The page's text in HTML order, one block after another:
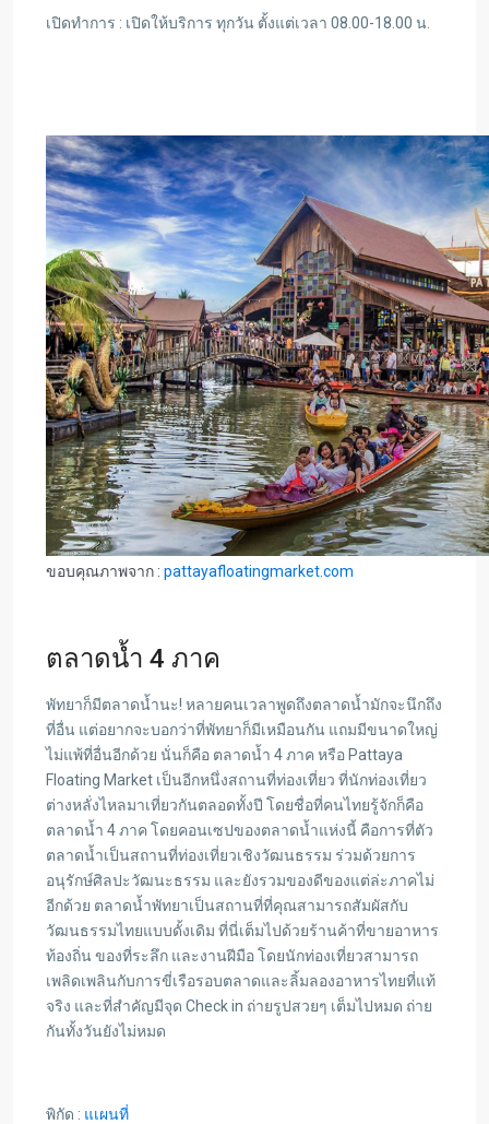
เปิดทำการ : เปิดให้บริการ ทุกวัน ตั้งแต่เวลา 08.00-18.00 น.
ขอบคุณภาพจาก : pattayafloatingmarket.com
ตลาดน้ำ 4 ภาค
พัทยาก็มีตลาดน้ำนะ! หลายคนเวลาพูดถึงตลาดน้ำมักจะนึกถึง
ที่อื่น แต่อยากจะบอกว่าที่พัทยาก็มีเหมือนกัน แถมมีขนาดใหญ่
ไม่แพ้ที่อื่นอีกด้วย นั่นก็คือ ตลาดน้ำ 4 ภาค หรือ Pattaya
Floating Market เป็นอีกหนึ่งสถานที่ท่องเที่ยว ที่นักท่องเที่ยว
ต่างหลั่งไหลมาเที่ยวกันตลอดทั้งปี โดยชื่อที่คนไทยรู้จักก็คือ
ตลาดน้ำ 4 ภาค โดยคอนเซปของตลาดน้ำแห่งนี้ คือการที่ตัว
ตลาดน้ำเป็นสถานที่ท่องเที่ยวเชิงวัฒนธรรม ร่วมด้วยการ
อนุรักษ์ศิลปะวัฒนะธรรม และยังรวมของดีของแต่ล่ะภาคไม่
อีกด้วย ตลาดน้ำพัทยาเป็นสถานที่ที่คุณสามารถสัมผัสกับ
วัฒนธรรมไทยแบบดั้งเดิม ที่นี่เต็มไปด้วยร้านค้าที่ขายอาหาร
ท้องถิ่น ของที่ระลึก และงานฝีมือ โดยนักท่องเที่ยวสามารถ
เพลิดเพลินกับการขี่เรือรอบตลาดและลิ้มลองอาหารไทยที่แท้
จริง และที่สำคัญมีจุด Check in ถ่ายรูปสวยๆ เต็มไปหมด ถ่าย
กันทั้งวันยังไม่หมด
พิกัด : แเผนที่